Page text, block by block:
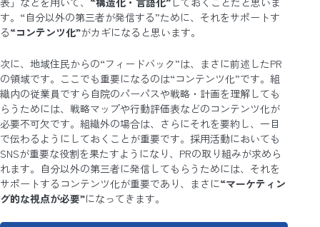
す。“自分以外の第三者が発信する”ために、それをサポートす
る“コンテンツ化”がカギになると思います。
次に、地域住民からの“フィードバック”は、まさに前述したPR
の領域です。ここでも重要になるのは“コンテンツ化”です。組
織内の従業員ですら自院のパーパスや戦略・計画を理解しても
らうためには、戦略マップや行動評価表などのコンテンツ化が
必要不可欠です。組織外の場合は、さらにそれを要約し、一目
で伝わるようにしておくことが重要です。採用活動においても
SNSが重要な役割を果たすようになり、PRの取り組みが求めら
れます。自分以外の第三者に発信してもらうためには、それを
サポートするコンテンツ化が重要であり、まさに“マーケティン
グ的な視点が必要”になってきます。